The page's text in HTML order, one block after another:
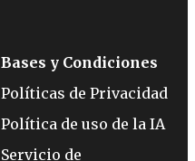
Bases y Condiciones
Políticas de Privacidad
Política de uso de la IA
Servicio de